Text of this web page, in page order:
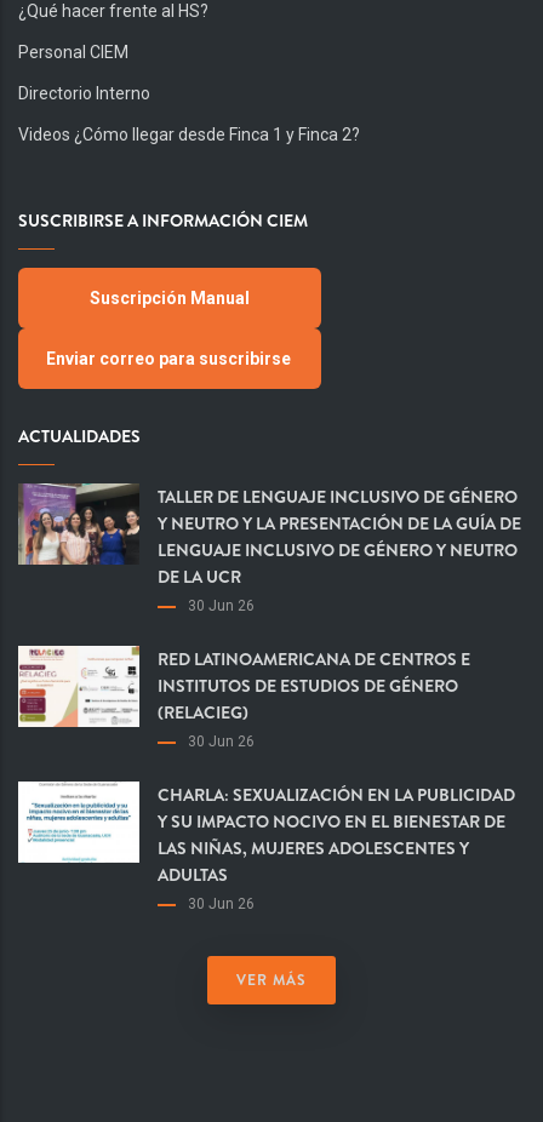
¿Qué hacer frente al HS?
Personal CIEM
Directorio Interno
Videos ¿Cómo llegar desde Finca 1 y Finca 2?
SUSCRIBIRSE A INFORMACIÓN CIEM
Suscripción Manual
Enviar correo para suscribirse
ACTUALIDADES
TALLER DE LENGUAJE INCLUSIVO DE GÉNERO
Y NEUTRO Y LA PRESENTACIÓN DE LA GUÍA DE
LENGUAJE INCLUSIVO DE GÉNERO Y NEUTRO
DE LA UCR
30 Jun 26
RED LATINOAMERICANA DE CENTROS E
INSTITUTOS DE ESTUDIOS DE GÉNERO
(RELACIEG)
30 Jun 26
CHARLA: SEXUALIZACIÓN EN LA PUBLICIDAD
Y SU IMPACTO NOCIVO EN EL BIENESTAR DE
LAS NIÑAS, MUJERES ADOLESCENTES Y
ADULTAS
30 Jun 26
VER MÁS